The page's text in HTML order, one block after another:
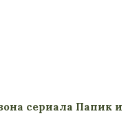
сериала Папик и